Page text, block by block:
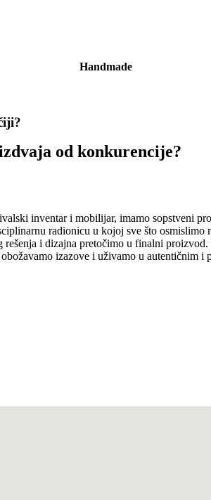
Handmade
od konkurencije?
inventar i mobilijar, imamo sopstveni
radionicu u kojoj sve što osmislimo
rešenja i dizajna pretočimo u finalni proizvod.
izazove i uživamo u autentičnim i